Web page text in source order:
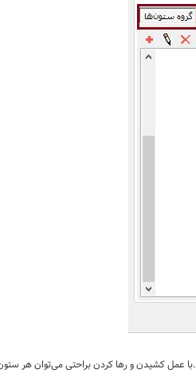
عمل کشیدن و رها کردن براحتی می‌توان هر ستون